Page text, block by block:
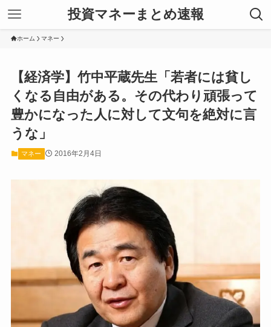
投資マネーまとめ速報
ホーム マネー
【経済学】竹中平蔵先生「若者には貧し
くなる自由がある。その代わり頑張って
豊かになった人に対して文句を絶対に言
うな」
マネー 2016年2月4日